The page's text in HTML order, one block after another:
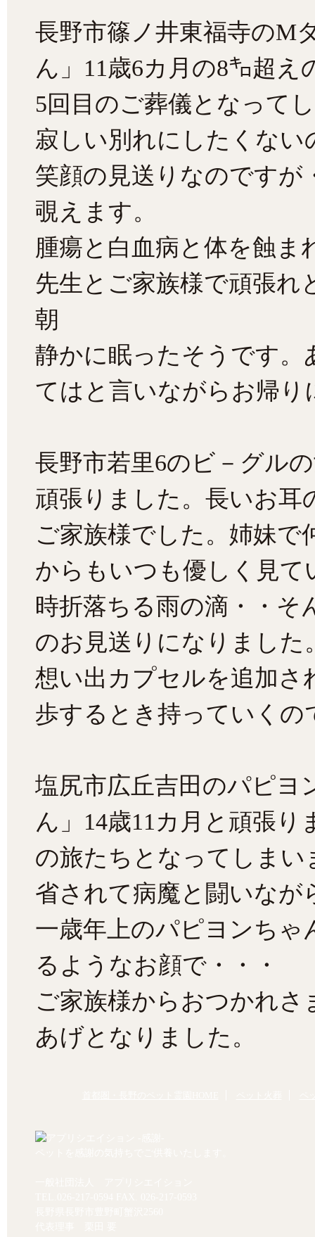
長野市篠ノ井東福寺のM
ん」11歳6カ月の8㌔超え
5回目のご葬儀となって
寂しい別れにしたくな
笑顔の見送りなのですが
覗えます。
腫瘍と白血病と体を蝕ま
先生とご家族様で頑張れ
朝
静かに眠ったそうです。
てはと言いながらお帰り
長野市若里6のビ－グル
頑張りました。長いお耳
ご家族様でした。姉妹で
からもいつも優しく見て
時折落ちる雨の滴・・そ
のお見送りになりました
想い出カプセルを追加さ
歩するとき持っていくの
塩尻市広丘吉田のパピヨ
ん」14歳11カ月と頑張り
の旅たちとなってしま
省されて病魔と闘いなが
一歳年上のパピヨンち
るようなお顔で・・・
ご家族様からおつかれ
あげとなりました。